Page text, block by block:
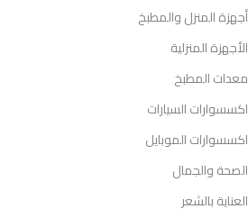
أجهزة المنزل والمطبخ
الأجهزة المنزلية
معدات المطبخ
اكسسوارات السيارات
اكسسوارات الموبايل
الصحة والجمال
العناية بالشعر